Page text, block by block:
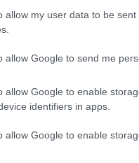
allow my user data to be
allow Google to send me
allow Google to enable
identifiers in apps.
allow Google to enable
Pedro? Sono
giocare con
un caffè
da quello che